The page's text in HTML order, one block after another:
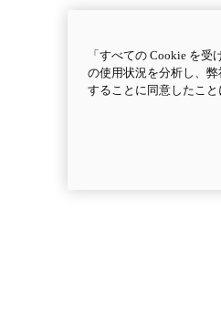
「すべての Cookie を
の使用状況を分析し、
することに同意したこと